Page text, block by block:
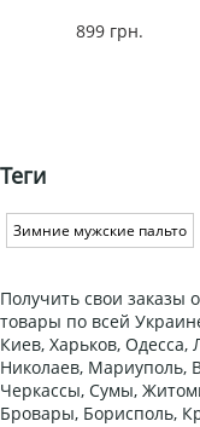
899 грн.
Теги
Зимние мужские пальто
Получить свои заказы
товары по всей
Киев, Харьков,
Николаев, Мариуполь,
Черкассы, Сумы,
Бровары, Борисполь,